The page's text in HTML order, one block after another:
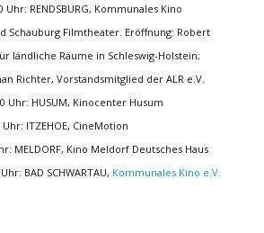
Uhr: RENDSBURG, Kommunales Kino
Schauburg Filmtheater. Eröffnung: Robert
ländliche Räume in Schleswig-Holstein;
Richter, Vorstandsmitglied der ALR e.V.
Uhr: HUSUM, Kinocenter Husum
Uhr: ITZEHOE, CineMotion
MELDORF, Kino Meldorf Deutsches Haus
BAD SCHWARTAU, Kommunales Kino e.V.